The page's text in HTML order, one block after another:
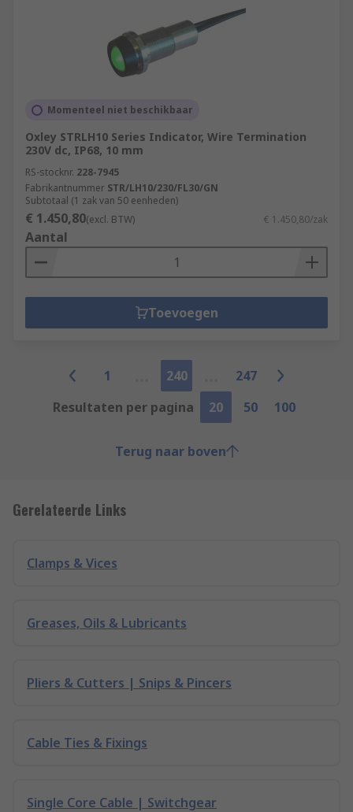
Momenteel niet beschikbaar
Oxley STRLH10 Series Indicator, Wire Termination
230V dc, IP68, 10 mm
RS-stocknr. 228-7945
Fabrikantnummer STR/LH10/230/FL30/GN
Subtotaal (1 zak van 50 eenheden)
€ 1.450,80(excl. BTW) € 1.450,80/zak
Aantal
Toevoegen
1 240
247
Resultaten per pagina
20 50 100
Terug naar boven
Gerelateerde Links
Clamps & Vices
Greases, Oils & Lubricants
Pliers & Cutters | Snips & Pincers
Cable Ties & Fixings
Single Core Cable | Switchgear